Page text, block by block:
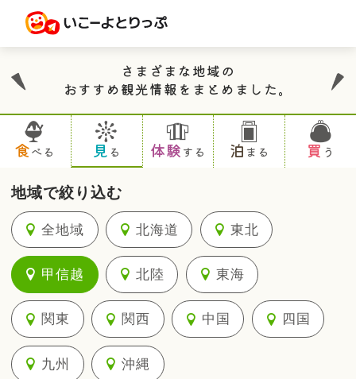
さまざまな地域の
おすすめ観光情報をまとめました。
食べる 見 る 体験する 泊 まる 買う
地域で絞り込む
全地域 北海道 東北
甲信越 北陸 東海
関東 関西 中国 四国
九州 沖縄